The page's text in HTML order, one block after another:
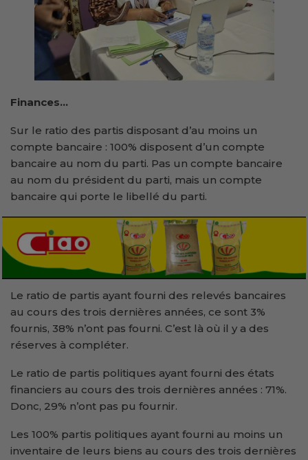
Finances…
Sur le ratio des partis disposant d’au moins un
compte bancaire : 100% disposent d’un compte
bancaire au nom du parti. Pas un compte bancaire
au nom du président du parti, mais un compte
bancaire qui porte le libellé du parti.
Le ratio de partis ayant fourni des relevés bancaires
au cours des trois dernières années, ce sont 3%
fournis, 38% n’ont pas fourni. C’est là où il y a des
réserves à compléter.
Le ratio de partis politiques ayant fourni des états
financiers au cours des trois dernières années : 71%.
Donc, 29% n’ont pas pu fournir.
Les 100% partis politiques ayant fourni au moins un
inventaire de leurs biens au cours des trois dernières